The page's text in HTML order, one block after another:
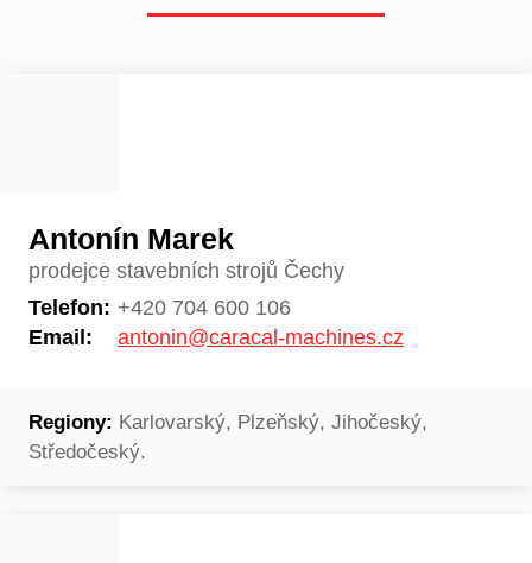
Antonín Marek
prodejce stavebních strojů Čechy
Telefon: +420 704 600 106
Email:
antonin@caracal-machines.cz
Regiony: Karlovarský, Plzeňský, Jihočeský,
Středočeský.